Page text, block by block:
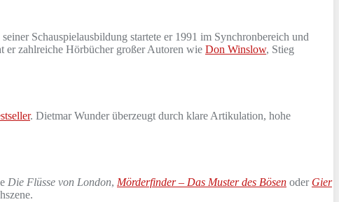
Schauspielausbildung startete er 1991 im Synchronbereich und
er zahlreiche Hörbücher großer Autoren wie Don Winslow, Stieg
. Dietmar Wunder überzeugt durch klare Artikulation, hohe
Die Flüsse von London, Mörderfinder – Das Muster des Bösen oder Gier